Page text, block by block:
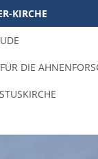
KIRCHE
DIE